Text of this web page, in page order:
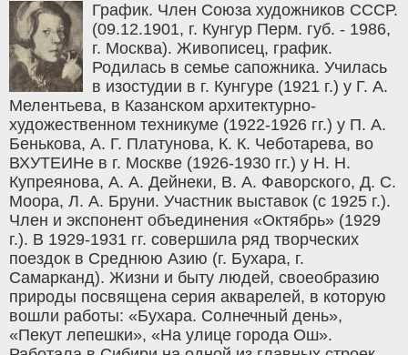
График. Член Союза художников СССР.
(09.12.1901, г. Кунгур Перм. губ. - 1986,
г. Москва). Живописец, график.
Родилась в семье сапожника. Училась
в изостудии в г. Кунгуре (1921 г.) у Г. А.
Мелентьева, в Казанском архитектурно-
художественном техникуме (1922-1926 гг.) у П. А.
Бенькова, А. Г. Платунова, К. К. Чеботарева, во
ВХУТЕИНе в г. Москве (1926-1930 гг.) у Н. Н.
Купреянова, А. А. Дейнеки, В. А. Фаворского, Д. С.
Моора, Л. А. Бруни. Участник выставок (с 1925 г.).
Член и экспонент объединения «Октябрь» (1929
г.). В 1929-1931 гг. совершила ряд творческих
поездок в Среднюю Азию (г. Бухара, г.
Самарканд). Жизни и быту людей, своеобразию
природы посвящена серия акварелей, в которую
вошли работы: «Бухара. Солнечный день»,
«Пекут лепешки», «На улице города Ош».